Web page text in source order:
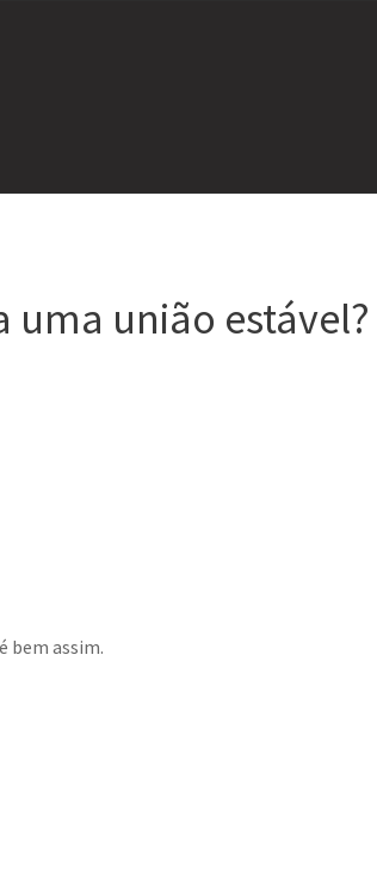
uma união estável?
bem assim.